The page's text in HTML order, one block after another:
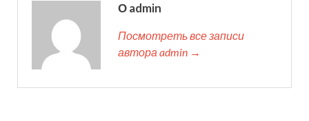
О admin
Посмотреть все записи
автора admin →